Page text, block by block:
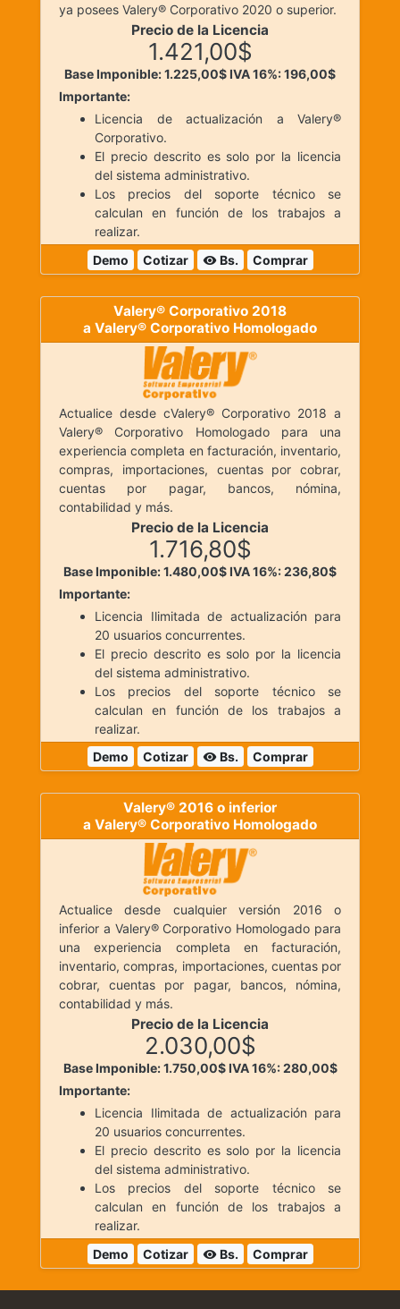
ya posees Valery® Corporativo 2020 o superior.
Precio de la Licencia
1.421,00$
Base Imponible: 1.225,00$IVA 16%: 196,00$
Importante:
Licencia de actualización a Valery®
Corporativo.
El precio descrito es solo por la licencia
del sistema administrativo.
Los precios del soporte técnico se
calculan en función de los trabajos a
realizar.
Demo
Cotizar visibilityBs. Comprar
Valery® Corporativo 2018
a Valery® Corporativo Homologado
Actualice desde cValery® Corporativo 2018 a
Valery® Corporativo Homologado para una
experiencia completa en facturación, inventario,
compras, importaciones, cuentas por cobrar,
cuentas por pagar, bancos, nómina,
contabilidad y más.
Precio de la Licencia
1.716,80$
Base Imponible: 1.480,00$IVA 16%: 236,80$
Importante:
Licencia Ilimitada de actualización para
20 usuarios concurrentes.
El precio descrito es solo por la licencia
del sistema administrativo.
Los precios del soporte técnico se
calculan en función de los trabajos a
realizar.
Demo
Cotizar visibilityBs. Comprar
Valery® 2016 o inferior
a Valery® Corporativo Homologado
Actualice desde cualquier versión 2016 o
inferior a Valery® Corporativo Homologado para
una experiencia completa en facturación,
inventario, compras, importaciones, cuentas por
cobrar, cuentas por pagar, bancos, nómina,
contabilidad y más.
Precio de la Licencia
2.030,00$
Base Imponible: 1.750,00$ IVA 16%: 280,00$
Importante:
Licencia Ilimitada de actualización para
20 usuarios concurrentes.
El precio descrito es solo por la licencia
del sistema administrativo.
Los precios del soporte técnico se
calculan en función de los trabajos a
realizar.
Demo
Cotizar visibilityBs. Comprar